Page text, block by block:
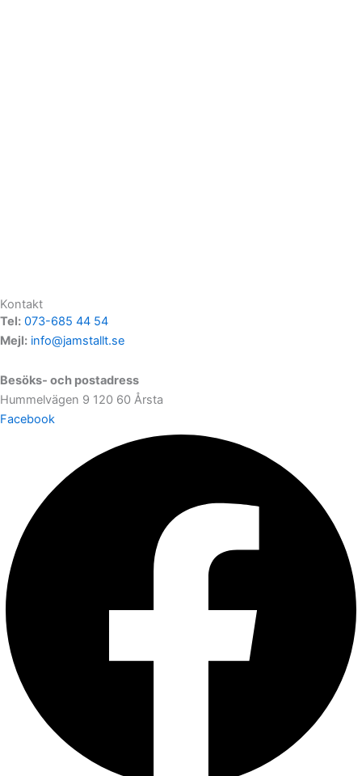
Kontakt
Tel: 073-685 44 54
Mejl: info@jamstallt.se
Besöks- och postadress
Hummelvägen 9 120 60 Årsta
Facebook